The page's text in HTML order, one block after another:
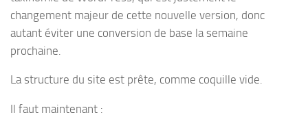
changement majeur de cette nouvelle version, donc
autant éviter une conversion de base la semaine
prochaine.
La structure du site est prête, comme coquille vide.
Il faut maintenant :